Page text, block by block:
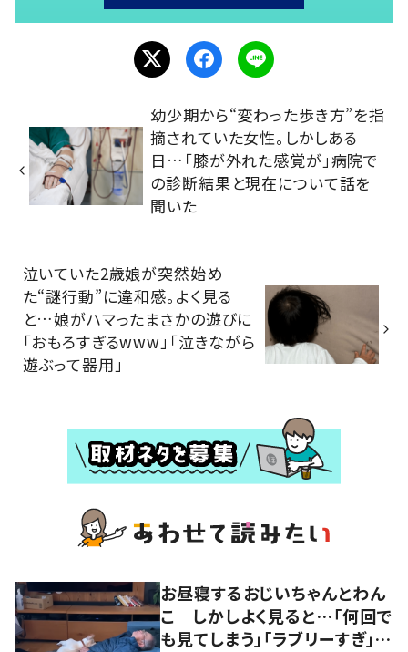
幼少期から“変わった歩き方”を指
摘されていた女性。しかしある
日…「膝が外れた感覚が」病院で
の診断結果と現在について話を
聞いた
泣いていた2歳娘が突然始め
た“謎行動”に違和感。よく見る
と…娘がハマったまさかの遊びに
「おもろすぎるwww」「泣きながら
遊ぶって器用」
お昼寝するおじいちゃんとわん
こ しかしよく見ると…「何回で
も見てしまう」「ラブリーすぎ」の